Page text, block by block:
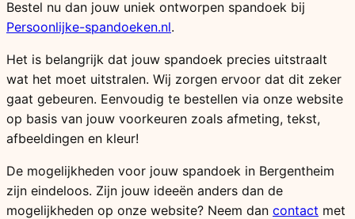
Bestel nu dan jouw uniek ontworpen spandoek bij
Persoonlijke-spandoeken.nl.
Het is belangrijk dat jouw spandoek precies uitstraalt
wat het moet uitstralen. Wij zorgen ervoor dat dit zeker
gaat gebeuren. Eenvoudig te bestellen via onze website
op basis van jouw voorkeuren zoals afmeting, tekst,
afbeeldingen en kleur!
De mogelijkheden voor jouw spandoek in Bergentheim
zijn eindeloos. Zijn jouw ideeën anders dan de
mogelijkheden op onze website? Neem dan contact met